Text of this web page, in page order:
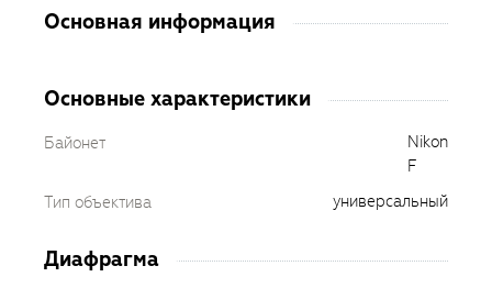
Основная информация
Основные характеристики
Байонет
Nikon
F
Тип объектива
универсальный
Диафрагма